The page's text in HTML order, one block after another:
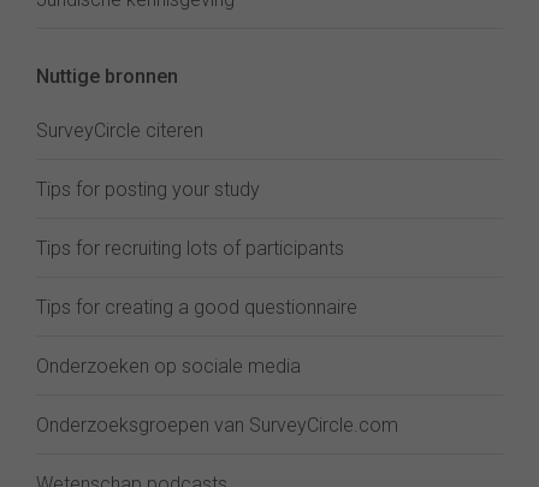
Nuttige bronnen
SurveyCircle citeren
Tips for posting your study
Tips for recruiting lots of participants
Tips for creating a good questionnaire
Onderzoeken op sociale media
Onderzoeksgroepen van SurveyCircle.com